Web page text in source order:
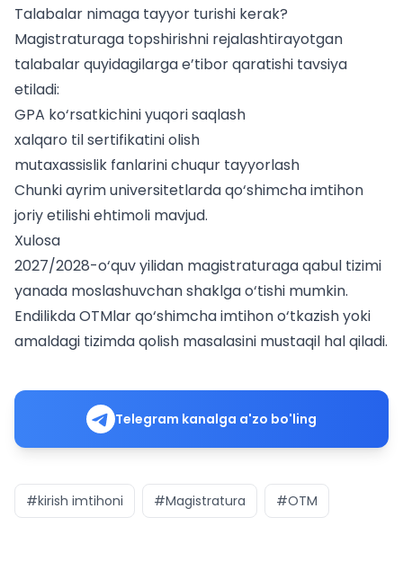
Talabalar nimaga tayyor turishi kerak?
Magistraturaga topshirishni rejalashtirayotgan
talabalar quyidagilarga e’tibor qaratishi tavsiya
etiladi:
GPA ko‘rsatkichini yuqori saqlash
xalqaro til sertifikatini olish
mutaxassislik fanlarini chuqur tayyorlash
Chunki ayrim universitetlarda qo‘shimcha imtihon
joriy etilishi ehtimoli mavjud.
Xulosa
2027/2028-o‘quv yilidan magistraturaga qabul tizimi
yanada moslashuvchan shaklga o‘tishi mumkin.
Endilikda OTMlar qo‘shimcha imtihon o‘tkazish yoki
amaldagi tizimda qolish masalasini mustaqil hal qiladi.
Telegram kanalga a'zo bo'ling
#kirish imtihoni #Magistratura #OTM